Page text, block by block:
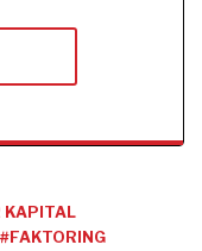
KAPITAL
#FAKTORING